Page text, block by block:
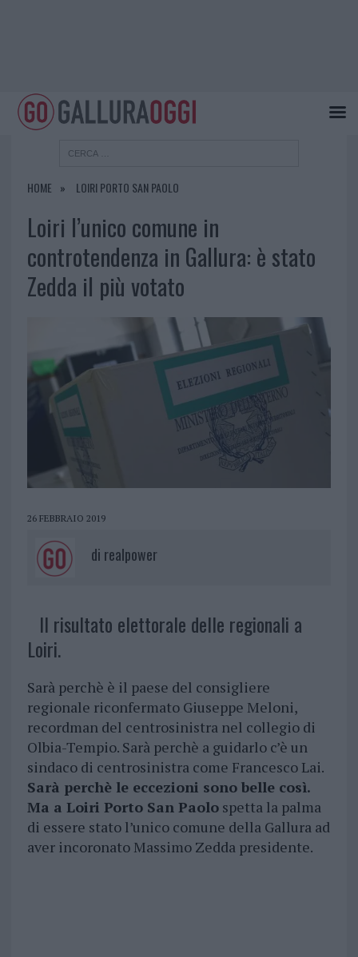
HOME LOIRI PORTO SAN PAOLO
Loiri l’unico comune in
controtendenza in Gallura: è stato
Zedda il più votato
26 FEBBRAIO 2019
di realpower
Il risultato elettorale delle regionali a
Loiri.
Sarà perchè è il paese del consigliere
regionale riconfermato Giuseppe Meloni,
recordman del centrosinistra nel collegio di
Olbia-Tempio. Sarà perchè a guidarlo c’è un
sindaco di centrosinistra come Francesco Lai.
Sarà perchè le eccezioni sono belle così.
Ma a Loiri Porto San Paolospetta la palma
di essere stato l’unico comune della Gallura ad
aver incoronato Massimo Zedda presidente.